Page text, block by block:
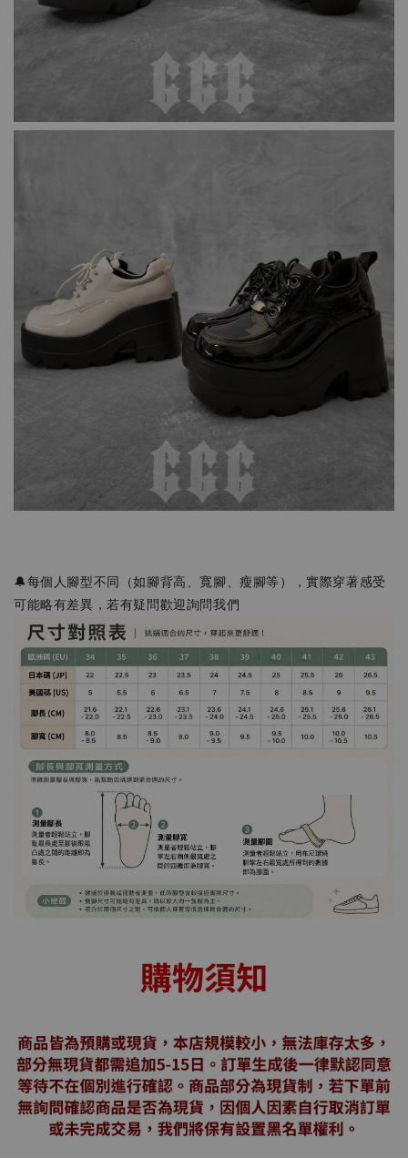
🔔每個人腳型不同（如腳背高、寬腳、瘦腳等），實際穿著感受
可能略有差異，若有疑問歡迎詢問我們